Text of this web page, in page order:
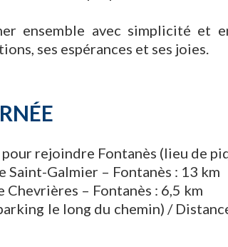
ensemble avec simplicité et
ses espérances et ses joies.
rejoindre Fontanès (lieu de
Saint-Galmier – Fontanès : 13 km
– Fontanès : 6,5 km
le long du chemin) /